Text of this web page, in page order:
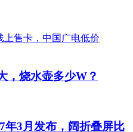
，烧水壶多少W？
年3月发布，阔折叠屏比